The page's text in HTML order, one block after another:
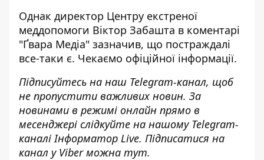
Однак директор Центру екстреної
меддопомоги Віктор Забашта в коментарі
"Ґвара Медіа" зазначив, що постраждалі
все-таки є. Чекаємо офіційної інформації.
Підписуйтесь на наш Telegram-канал, щоб
не пропустити важливих новин. За
новинами в режимі онлайн прямо в
месенджері слідкуйте на нашому Telegram-
каналіІнформатор Live. Підписатися на
канал у Viber можна тут.